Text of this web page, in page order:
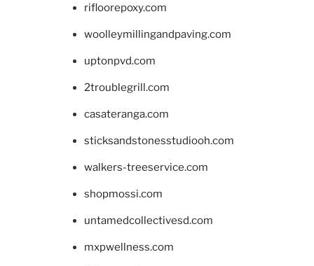
rifloorepoxy.com
woolleymillingandpaving.com
uptonpvd.com
2troublegrill.com
casateranga.com
sticksandstonesstudiooh.com
walkers-treeservice.com
shopmossi.com
untamedcollectivesd.com
mxpwellness.com